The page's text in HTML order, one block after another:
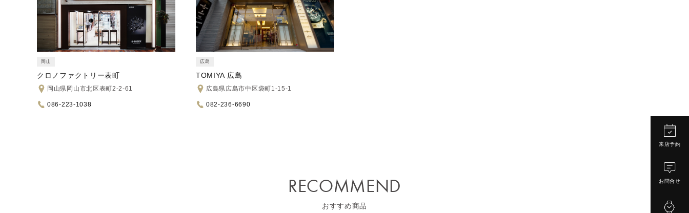
来店予約
お問合せ
岡山
クロノファクトリー表町
岡山県岡山市北区表町2-2-61
086-223-1038
広島
TOMIYA 広島
広島県広島市中区袋町1-15-1
082-236-6690
RECOMMEND
おすすめ商品